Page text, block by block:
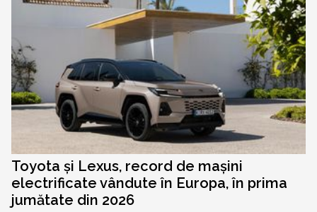
Toyota și Lexus, record de mașini
electrificate vândute în Europa, în prima
jumătate din 2026